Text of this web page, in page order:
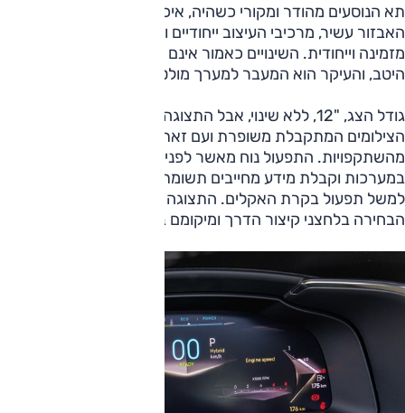
תא הנוסעים מהודר ומקורי כשהיה, איכות החומרים טובה ברובה,
האבזור עשיר, מרכיבי העיצוב ייחודיים וכל אלה יוצרים אווירה
מזמינה וייחודית. השינויים כאמור אינם גדולים כאן, אך נראים
היטב, והעיקר הוא המעבר למערך מולטימדיה חדש.
גודל הצג, "12, ללא שינוי, אבל התצוגה טובה יותר, איכות
הצילומים המתקבלת משופרת ועם זאת המסך עלול לסבול
מהשתקפויות. התפעול נוח מאשר לפני החידוש, ועדיין שליטה
במערכות וקבלת מידע מחייבים תשומת לב בזמן נהיגה – כך
למשל תפעול בקרת האקלים. התצוגה לפעמים אינה שיטתית וגם
הבחירה בלחצני קיצור הדרך ומיקומם בבסיס הצג אקראית.